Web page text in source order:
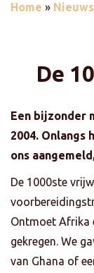
Home » Nieuws
De
Een bijzonder
2004.
ons
De 1000ste
Ontmoet Afrika
gekregen. We
van Ghana of